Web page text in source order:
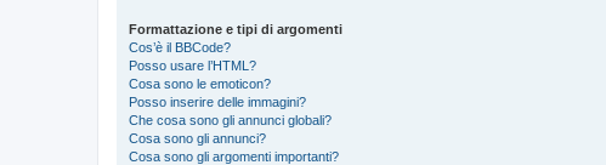
Formattazione e tipi di argomenti
Cos’è il BBCode?
Posso usare l’HTML?
Cosa sono le emoticon?
Posso inserire delle immagini?
Che cosa sono gli annunci globali?
Cosa sono gli annunci?
Cosa sono gli argomenti importanti?